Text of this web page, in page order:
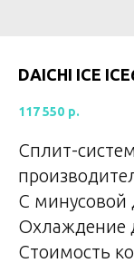
DAICHI ICE
117 550 р.
Сплит-
C минусовой
Охлаждение
Стоимость